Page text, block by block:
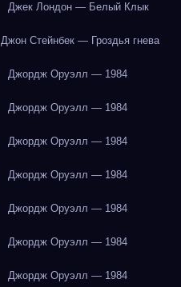
Джек Лондон — Белый Клык
Джон Стейнбек — Гроздья гнева
Джордж Оруэлл — 1984
Джордж Оруэлл — 1984
Джордж Оруэлл — 1984
Джордж Оруэлл — 1984
Джордж Оруэлл — 1984
Джордж Оруэлл — 1984
Джордж Оруэлл — 1984